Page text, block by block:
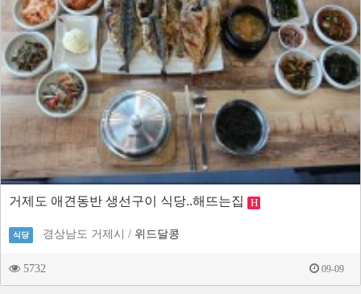
거제도 애견동반 생선구이 식당..해뜨는집 H
식당 경상남도 거제시 / 위드달콩
5732 09-09